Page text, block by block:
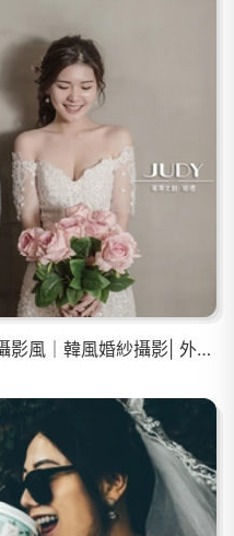
❤️RUBY 婚紗攝影｜美式婚紗攝影風｜韓風婚紗攝影| 外拍景點